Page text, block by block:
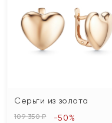
Серьги из золота
109 350 ₽ -50%